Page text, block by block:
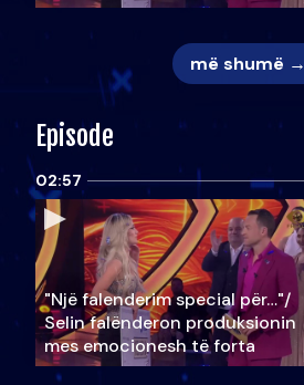
më shumë →
Episode
02:57
"Një falenderim special për…"/
Selin falënderon produksionin
mes emocionesh të forta